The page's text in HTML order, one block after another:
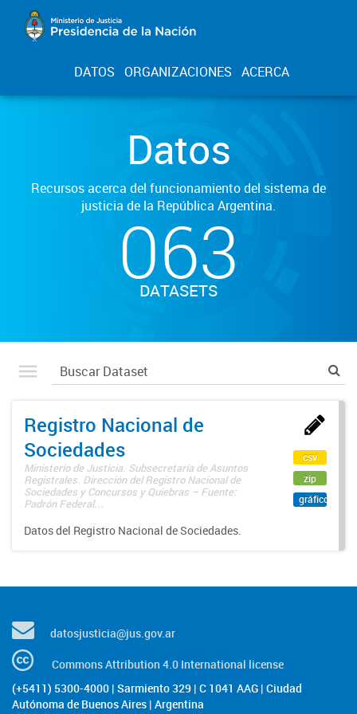
DATOS ORGANIZACIONES ACERCA
Datos
Recursos acerca del funcionamiento del sistema de
justicia de la República Argentina.
063
DATASETS
Registro Nacional de
Sociedades
Ministerio de Justicia. Subsecretaría de Asuntos
Registrales. Dirección del Registro Nacional de
Sociedades y Concursos y Quiebras – Fuente:
Padrón Federal...
Datos del Registro Nacional de Sociedades.
csv
zip
gráfico
datosjusticia@jus.gov.ar
Commons Attribution 4.0 International license
(+5411) 5300-4000 | Sarmiento 329 | C 1041 AAG | Ciudad
Autónoma de Buenos Aires | Argentina